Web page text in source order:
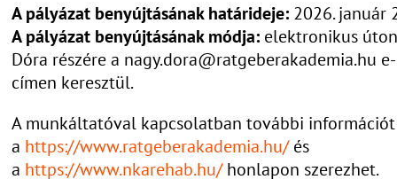
A pályázat benyújtásának határideje: 2026. január
A pályázat benyújtásának módja: elektronikus
Dóra részére a nagy.dora@ratgeberakademia.hu
címen keresztül.
A munkáltatóval kapcsolatban további információt
a https://www.ratgeberakademia.hu/és
a https://www.nkarehab.hu/honlapon szerezhet.